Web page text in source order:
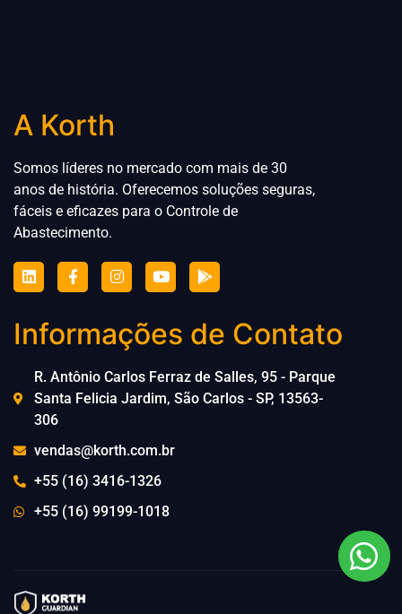
A Korth
Somos líderes no mercado com mais de 30
anos de história. Oferecemos soluções seguras,
fáceis e eficazes para o Controle de
Abastecimento.
Informações de Contato
R. Antônio Carlos Ferraz de Salles, 95 - Parque
Santa Felicia Jardim, São Carlos - SP, 13563-
306
vendas@korth.com.br
+55 (16) 3416-1326
+55 (16) 99199-1018